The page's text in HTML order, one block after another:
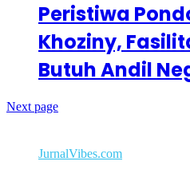
Peristiwa
Khoziny,
Butuh Andil
Next page
JurnalVibes.com